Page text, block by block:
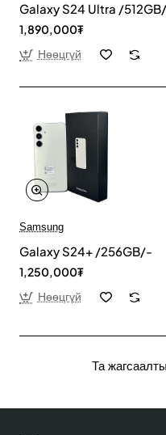
Galaxy S24 Ultra /
1,890,000₮
Нөөцгүй
Samsung
Galaxy S24+ /256GB/-
1,250,000₮
Нөөцгүй
Та